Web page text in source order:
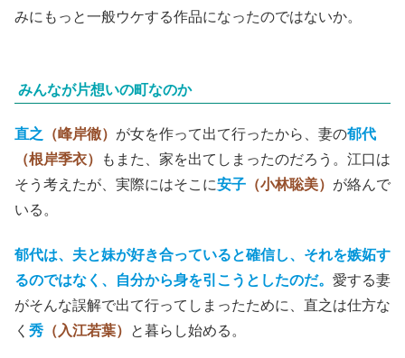
みにもっと一般ウケする作品になったのではないか。
みんなが片想いの町なのか
直之 （峰岸徹） が女を作って出て行ったから、妻の郁代
（根岸季衣）
もまた、家を出てしまったのだろう。江口は
そう考えたが、実際にはそこに安子 （小林聡美） が絡んで
いる。
郁代は、夫と妹が好き合っていると確信し、それを嫉妬す
るのではなく、自分から身を引こうとしたのだ。 愛する妻
がそんな誤解で出て行ってしまったために、直之は仕方な
く 秀 （入江若葉） と暮らし始める。